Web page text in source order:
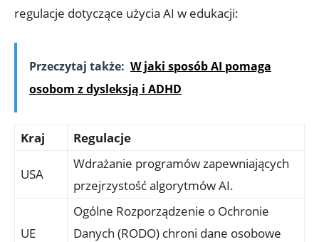
regulacje dotyczące użycia AI w edukacji:
Przeczytaj także: W jaki sposób AI pomaga
osobom z dysleksją i ADHD
Kraj Regulacje
USA
Wdrażanie programów zapewniających
przejrzystość algorytmów AI.
UE
Ogólne Rozporządzenie o Ochronie
Danych (RODO) chroni dane osobowe